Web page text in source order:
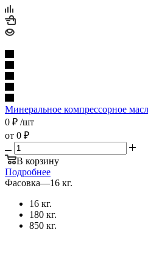
Минеральное компрессорное
0 ₽ /шт
от 0 ₽
В корзину
Подробнее
Фасовка—16 кг.
16 кг.
180 кг.
850 кг.